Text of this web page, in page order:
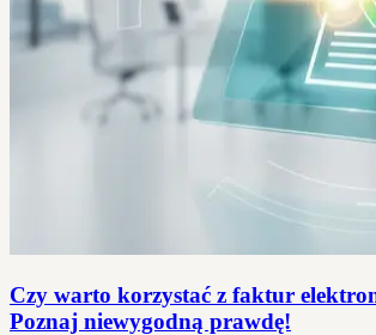
Czy warto korzystać z faktur
Poznaj niewygodną prawdę!